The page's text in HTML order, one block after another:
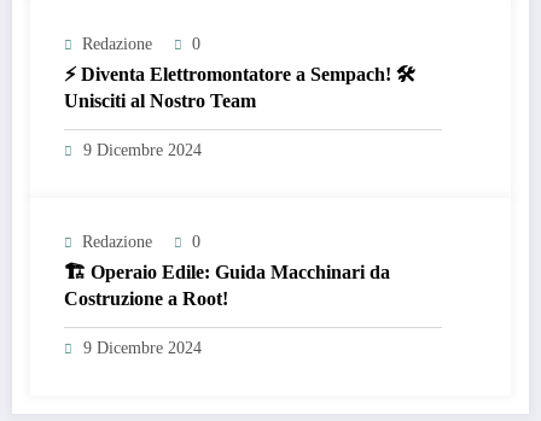
Redazione 0
⚡ Diventa Elettromontatore a Sempach! 🛠️
Unisciti al Nostro Team
9 Dicembre 2024
Redazione 0
🏗️ Operaio Edile: Guida Macchinari da
Costruzione a Root!
9 Dicembre 2024